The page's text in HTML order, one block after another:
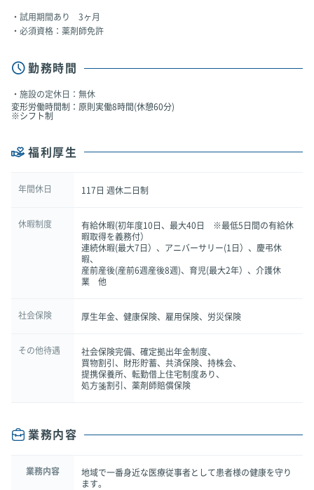
試用期間あり 3ヶ月
必須資格：薬剤師免許
勤務時間
施設の定休日：無休
変形労働時間制：原則実働8時間(休憩60分)
※シフト制
福利厚生
年間休日 117日 週休二日制
休暇制度
有給休暇(初年度10日、最大40日 ※最低5日間の有給休
暇取得を義務付）
連続休暇(最大7日）、アニバーサリー(1日）、慶弔休
暇、
産前産後(産前6週産後8週)、育児(最大2年）、介護休
業 他
社会保険 厚生年金、健康保険、雇用保険、労災保険
その他待遇
社会保険完備、確定拠出年金制度、
買物割引、財形貯蓄、共済保険、持株会、
提携保養所、転勤借上住宅制度あり、
処方箋割引、薬剤師賠償保険
業務内容
業務内容
地域で一番身近な医療従事者として患者様の健康を守り
ます。